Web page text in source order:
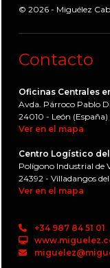
© 2026 - Miguélez
Contacto
Oficinas Centrales
Avda. Párroco Pablo
24010 - León (España)
Ver en el mapa
Centro Logístico
Polígono Industrial de
24392 - Villadangos
Ver en el mapa
+34 987 84 51 01